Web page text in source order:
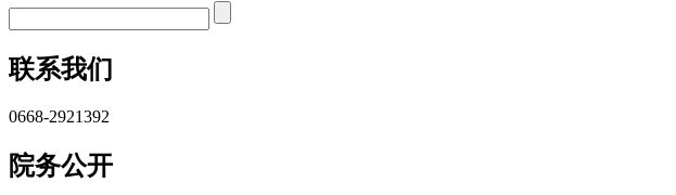
联系我们
0668-2921392
院务公开